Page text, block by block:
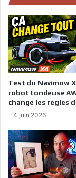
Test du Navimow
robot tondeuse
change les règles
4 juin 2026